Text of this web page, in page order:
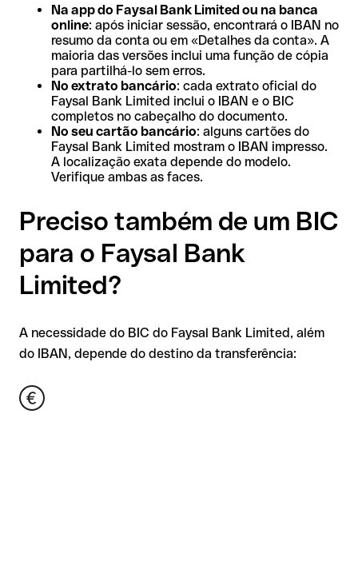
Na app do Faysal Bank Limited ou na banca
online: após iniciar sessão, encontrará o IBAN no
resumo da conta ou em «Detalhes da conta». A
maioria das versões inclui uma função de cópia
para partilhá-lo sem erros.
No extrato bancário: cada extrato oficial do
Faysal Bank Limited inclui o IBAN e o BIC
completos no cabeçalho do documento.
No seu cartão bancário: alguns cartões do
Faysal Bank Limited mostram o IBAN impresso.
A localização exata depende do modelo.
Verifique ambas as faces.
Preciso também de um BIC
para o Faysal Bank
Limited?
A necessidade do BIC do Faysal Bank Limited, além
do IBAN, depende do destino da transferência: